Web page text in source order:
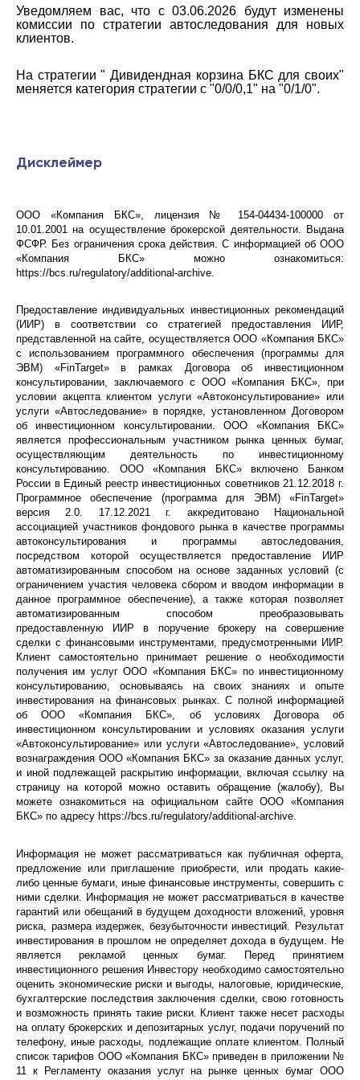
Уведомляем вас, что с 03.06.2026 будут изменены
комиссии по стратегии автоследования для новых
клиентов.
На стратегии " Дивидендная корзина БКС для своих"
меняется категория стратегии с "0/0/0,1" на "0/1/0".
Дисклеймер
ООО «Компания БКС», лицензия № 154-04434-100000 от
10.01.2001 на осуществление брокерской деятельности. Выдана
ФСФР. Без ограничения срока действия. С информацией об ООО
«Компания БКС» можно ознакомиться:
https://bcs.ru/regulatory/additional-archive.
Предоставление индивидуальных инвестиционных рекомендаций
(ИИР) в соответствии со стратегией предоставления ИИР,
представленной на сайте, осуществляется ООО «Компания БКС»
с использованием программного обеспечения (программы для
ЭВМ) «FinTarget» в рамках Договора об инвестиционном
консультировании, заключаемого с ООО «Компания БКС», при
условии акцепта клиентом услуги «Автоконсультирование» или
услуги «Автоследование» в порядке, установленном Договором
об инвестиционном консультировании. ООО «Компания БКС»
является профессиональным участником рынка ценных бумаг,
осуществляющим деятельность по инвестиционному
консультированию. ООО «Компания БКС» включено Банком
России в Единый реестр инвестиционных советников 21.12.2018 г.
Программное обеспечение (программа для ЭВМ) «FinTarget»
версия 2.0. 17.12.2021 г. аккредитовано Национальной
ассоциацией участников фондового рынка в качестве программы
автоконсультирования и программы автоследования,
посредством которой осуществляется предоставление ИИР
автоматизированным способом на основе заданных условий (с
ограничением участия человека сбором и вводом информации в
данное программное обеспечение), а также которая позволяет
автоматизированным способом преобразовывать
предоставленную ИИР в поручение брокеру на совершение
сделки с финансовыми инструментами, предусмотренными ИИР.
Клиент самостоятельно принимает решение о необходимости
получения им услуг ООО «Компания БКС» по инвестиционному
консультированию, основываясь на своих знаниях и опыте
инвестирования на финансовых рынках. С полной информацией
об ООО «Компания БКС», об условиях Договора об
инвестиционном консультировании и условиях оказания услуги
«Автоконсультирование» или услуги «Автоследование», условий
вознаграждения ООО «Компания БКС» за оказание данных услуг,
и иной подлежащей раскрытию информации, включая ссылку на
страницу на которой можно оставить обращение (жалобу), Вы
можете ознакомиться на официальном сайте ООО «Компания
БКС» по адресу https://bcs.ru/regulatory/additional-archive.
Информация не может рассматриваться как публичная оферта,
предложение или приглашение приобрести, или продать какие-
либо ценные бумаги, иные финансовые инструменты, совершить с
ними сделки. Информация не может рассматриваться в качестве
гарантий или обещаний в будущем доходности вложений, уровня
риска, размера издержек, безубыточности инвестиций. Результат
инвестирования в прошлом не определяет дохода в будущем. Не
является рекламой ценных бумаг. Перед принятием
инвестиционного решения Инвестору необходимо самостоятельно
оценить экономические риски и выгоды, налоговые, юридические,
бухгалтерские последствия заключения сделки, свою готовность
и возможность принять такие риски. Клиент также несет расходы
на оплату брокерских и депозитарных услуг, подачи поручений по
телефону, иные расходы, подлежащие оплате клиентом. Полный
список тарифов ООО «Компания БКС» приведен в приложении №
11 к Регламенту оказания услуг на рынке ценных бумаг ООО